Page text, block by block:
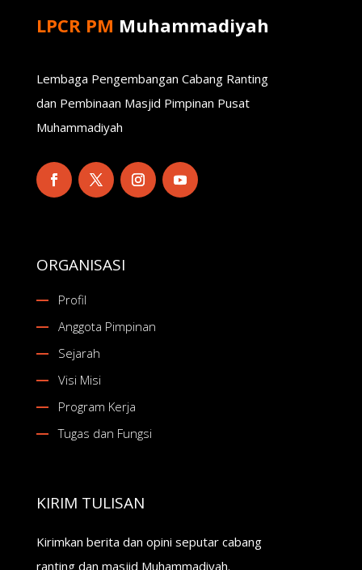
LPCR PM Muhammadiyah
Lembaga Pengembangan Cabang Ranting
dan Pembinaan Masjid Pimpinan Pusat
Muhammadiyah
ORGANISASI
Profil
Anggota Pimpinan
Sejarah
Visi Misi
Program Kerja
Tugas dan Fungsi
KIRIM TULISAN
Kirimkan berita dan opini seputar cabang
ranting dan masjid Muhammadiyah.